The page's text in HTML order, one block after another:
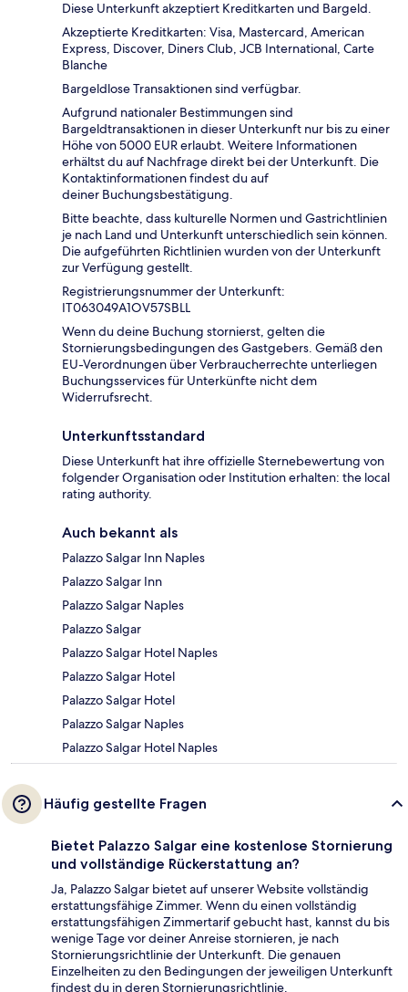
Diese Unterkunft akzeptiert Kreditkarten und Bargeld.
Akzeptierte Kreditkarten: Visa, Mastercard, American
Express, Discover, Diners Club, JCB International, Carte
Blanche
Bargeldlose Transaktionen sind verfügbar.
Aufgrund nationaler Bestimmungen sind
Bargeldtransaktionen in dieser Unterkunft nur bis zu einer
Höhe von 5000 EUR erlaubt. Weitere Informationen
erhältst du auf Nachfrage direkt bei der Unterkunft. Die
Kontaktinformationen findest du auf
deiner Buchungsbestätigung.
Bitte beachte, dass kulturelle Normen und Gastrichtlinien
je nach Land und Unterkunft unterschiedlich sein können.
Die aufgeführten Richtlinien wurden von der Unterkunft
zur Verfügung gestellt.
Registrierungsnummer der Unterkunft:
IT063049A1OV57SBLL
Wenn du deine Buchung stornierst, gelten die
Stornierungsbedingungen des Gastgebers. Gemäß den
EU-Verordnungen über Verbraucherrechte unterliegen
Buchungsservices für Unterkünfte nicht dem
Widerrufsrecht.
Unterkunftsstandard
Diese Unterkunft hat ihre offizielle Sternebewertung von
folgender Organisation oder Institution erhalten: the local
rating authority.
Auch bekannt als
Palazzo Salgar Inn Naples
Palazzo Salgar Inn
Palazzo Salgar Naples
Palazzo Salgar
Palazzo Salgar Hotel Naples
Palazzo Salgar Hotel
Palazzo Salgar Hotel
Palazzo Salgar Naples
Palazzo Salgar Hotel Naples
Häufig gestellte Fragen
Bietet Palazzo Salgar eine kostenlose Stornierung
und vollständige Rückerstattung an?
Ja, Palazzo Salgar bietet auf unserer Website vollständig
erstattungsfähige Zimmer. Wenn du einen vollständig
erstattungsfähigen Zimmertarif gebucht hast, kannst du bis
wenige Tage vor deiner Anreise stornieren, je nach
Stornierungsrichtlinie der Unterkunft. Die genauen
Einzelheiten zu den Bedingungen der jeweiligen Unterkunft
findest du in deren Stornierungsrichtlinie.